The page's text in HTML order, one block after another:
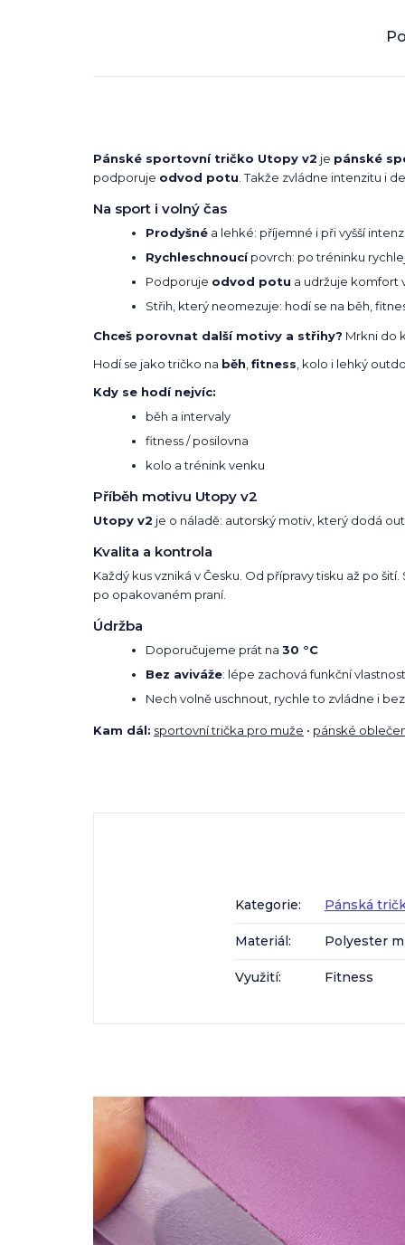
Pánské sportovní tričko Utopy v2 je pánské
podporuje odvod potu . Takže zvládne intenzitu i
Na sport i volný čas
Prodyšné a lehké: příjemné i při vyšší
Rychleschnoucípovrch: po tréninku
Podporuje odvod potu a udržuje komfort
Střih, který neomezuje: hodí se na běh,
Chceš porovnat další motivy a střihy? Mrkni do
Hodí se jako tričko na běh fitness , kolo i lehký
Kdy se hodí nejvíc:
běh a intervaly
fitness / posilovna
kolo a trénink venku
Příběh motivu Utopy v2
Utopy v2 je o náladě: autorský motiv, který dodá
Kvalita a kontrola
Každý kus vzniká v Česku. Od přípravy tisku až po
po opakovaném praní.
Údržba
Doporučujeme prát na 30 °C
Bez aviváže: lépe zachová funkční
Nech volně uschnout, rychle to zvládne i
Kam dál: sportovní trička pro muže • pánské
Kategorie: Pánská
Materiál: Polyester
Využití: Fitness